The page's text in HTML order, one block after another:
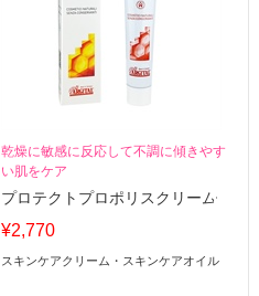
乾燥に敏感に反応して不調に傾きやす
い肌をケア
プロテクトプロポリスクリーム
¥2,770
スキンケアクリーム・スキンケアオイル